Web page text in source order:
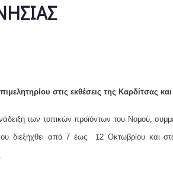
στις εκθέσεις της Καρδίτσας
των τοπικών προϊόντων του Νομού,
διεξήχθει από 7 έως 12 Οκτωβρίου και